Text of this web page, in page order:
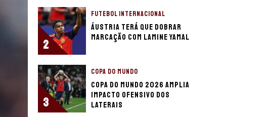
2
FUTEBOL INTERNACIONAL
Áustria terá que dobrar
marcação com Lamine Yamal
3
COPA DO MUNDO
Copa do Mundo 2026 amplia
impacto ofensivo dos
laterais